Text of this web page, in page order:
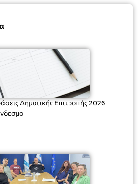
Δημοτικής Επιτροπής 2026